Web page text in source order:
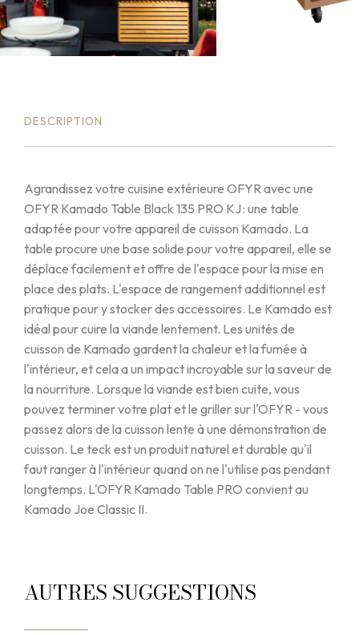
DESCRIPTION
Agrandissez votre cuisine extérieure OFYR avec une
OFYR Kamado Table Black 135 PRO KJ : une table
adaptée pour votre appareil de cuisson Kamado. La
table procure une base solide pour votre appareil, elle se
déplace facilement et offre de l'espace pour la mise en
place des plats. L'espace de rangement additionnel est
pratique pour y stocker des accessoires. Le Kamado est
idéal pour cuire la viande lentement. Les unités de
cuisson de Kamado gardent la chaleur et la fumée à
l'intérieur, et cela a un impact incroyable sur la saveur de
la nourriture. Lorsque la viande est bien cuite, vous
pouvez terminer votre plat et le griller sur l'OFYR - vous
passez alors de la cuisson lente à une démonstration de
cuisson. Le teck est un produit naturel et durable qu'il
faut ranger à l'intérieur quand on ne l'utilise pas pendant
longtemps. L'OFYR Kamado Table PRO convient au
Kamado Joe Classic II.
AUTRES SUGGESTIONS